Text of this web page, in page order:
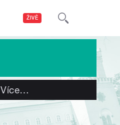
ŽIVĚ
Více…